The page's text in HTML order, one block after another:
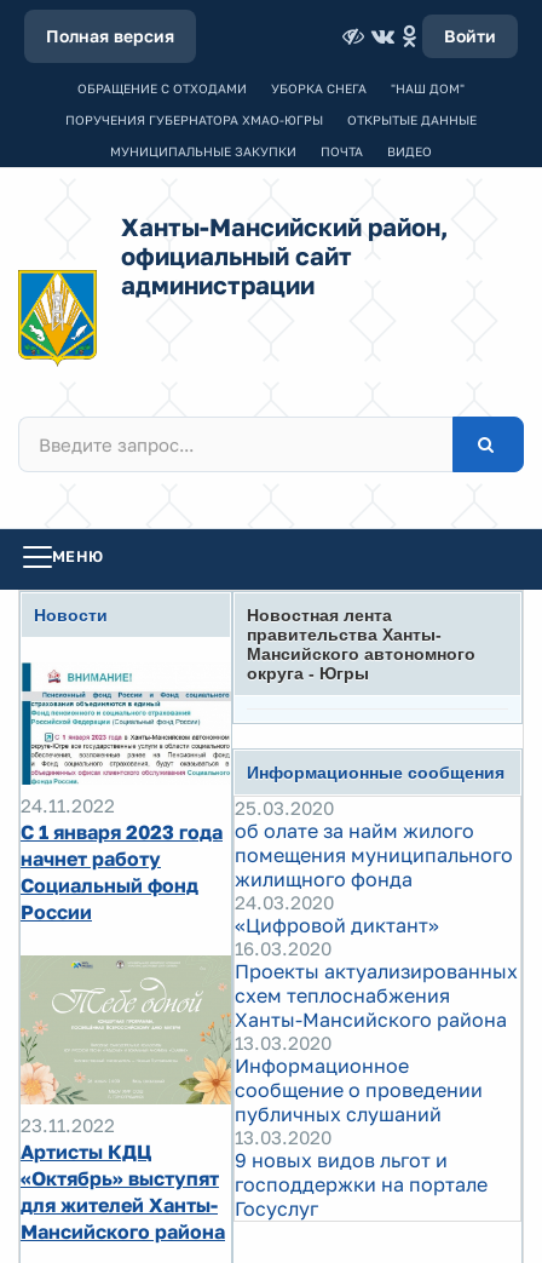
Полная версия Войти
ОБРАЩЕНИЕ С ОТХОДАМИ УБОРКА СНЕГА "НАШ ДОМ"
ПОРУЧЕНИЯ ГУБЕРНАТОРА ХМАО-ЮГРЫ ОТКРЫТЫЕ ДАННЫЕ
МУНИЦИПАЛЬНЫЕ ЗАКУПКИ ПОЧТА ВИДЕО
Ханты-Мансийский район,
официальный сайт
администрации
МЕНЮ
Новости
24.11.2022
С 1 января 2023 года
начнет работу
Социальный фонд
России
23.11.2022
Артисты КДЦ
«Октябрь» выступят
для жителей Ханты-
Мансийского района
Новостная лента
правительства Ханты-
Мансийского автономного
округа - Югры
Информационные сообщения
25.03.2020
об олате за найм жилого
помещения муниципального
жилищного фонда
24.03.2020
«Цифровой диктант»
16.03.2020
Проекты актуализированных
схем теплоснабжения
Ханты-Мансийского района
13.03.2020
Информационное
сообщение о проведении
публичных слушаний
13.03.2020
9 новых видов льгот и
господдержки на портале
Госуслуг